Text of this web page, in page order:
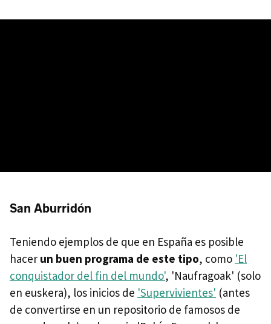
San Aburridón
Teniendo ejemplos de que en España es posible
hacer un buen programa de este tipo, como 'El
conquistador del fin del mundo', 'Naufragoak' (solo
en euskera), los inicios de 'Supervivientes' (antes
de convertirse en un repositorio de famosos de